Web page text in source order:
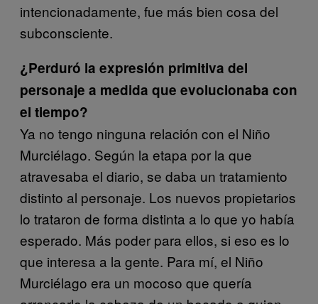
intencionadamente, fue más bien cosa del
subconsciente.
¿Perduró la expresión primitiva del
personaje a medida que evolucionaba con
el tiempo?
Ya no tengo ninguna relación con el Niño
Murciélago. Según la etapa por la que
atravesaba el diario, se daba un tratamiento
distinto al personaje. Los nuevos propietarios
lo trataron de forma distinta a lo que yo había
esperado. Más poder para ellos, si eso es lo
que interesa a la gente. Para mí, el Niño
Murciélago era un mocoso que quería